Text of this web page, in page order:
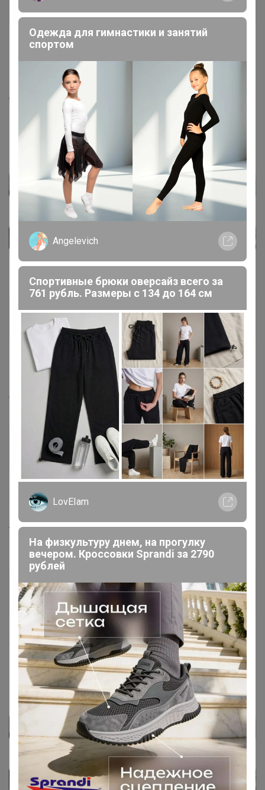
16 декабря, 2022 21:19
, да в понедельник-вторник напишу точно
будет чудское или нет. Успеете сделать замены
ЕленаЛен
Кандидат в магистры
16 декабря, 2022 21:22 1
Artemida , спасибо большое)
Oppa
Кандидат в магистры
20 декабря, 2022 12:18
Artemida, здравствуйте. А в пристрое Чудского озера
нет случайно?
Артемида
Бронзовый организатор
20 декабря, 2022 12:29
Oppa, здравствуйте. Нет к сожалению 🎄
Одежда для гимнастики и занятий
спортом
Angelevich
Спортивные брюки оверсайз всего за
761 рубль. Размеры с 134 до 164 см
LovEIam
На физкультуру днем, на прогулку
вечером. Кроссовки Sprandi за 2790
рублей